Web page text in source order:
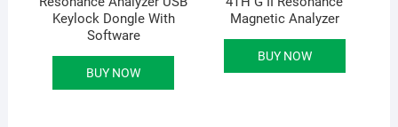
Keylock Dongle With
Software
BUY NOW
Magnetic Analyzer
BUY NOW